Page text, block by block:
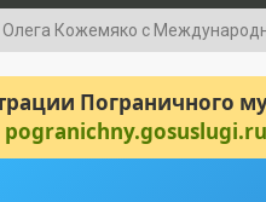
Олега Кожемяко с
Пограничного
pogranichny.gosuslugi.ru